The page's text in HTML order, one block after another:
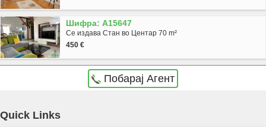
Шифра: A15647
Се издава Стан во Центар 70 m²
450 €
Побарај Агент
Quick Links